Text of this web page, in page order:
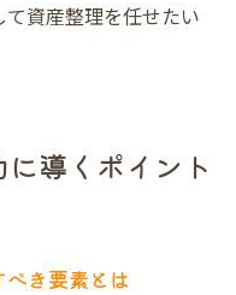
資産整理を任せたい
導くポイント
き要素とは